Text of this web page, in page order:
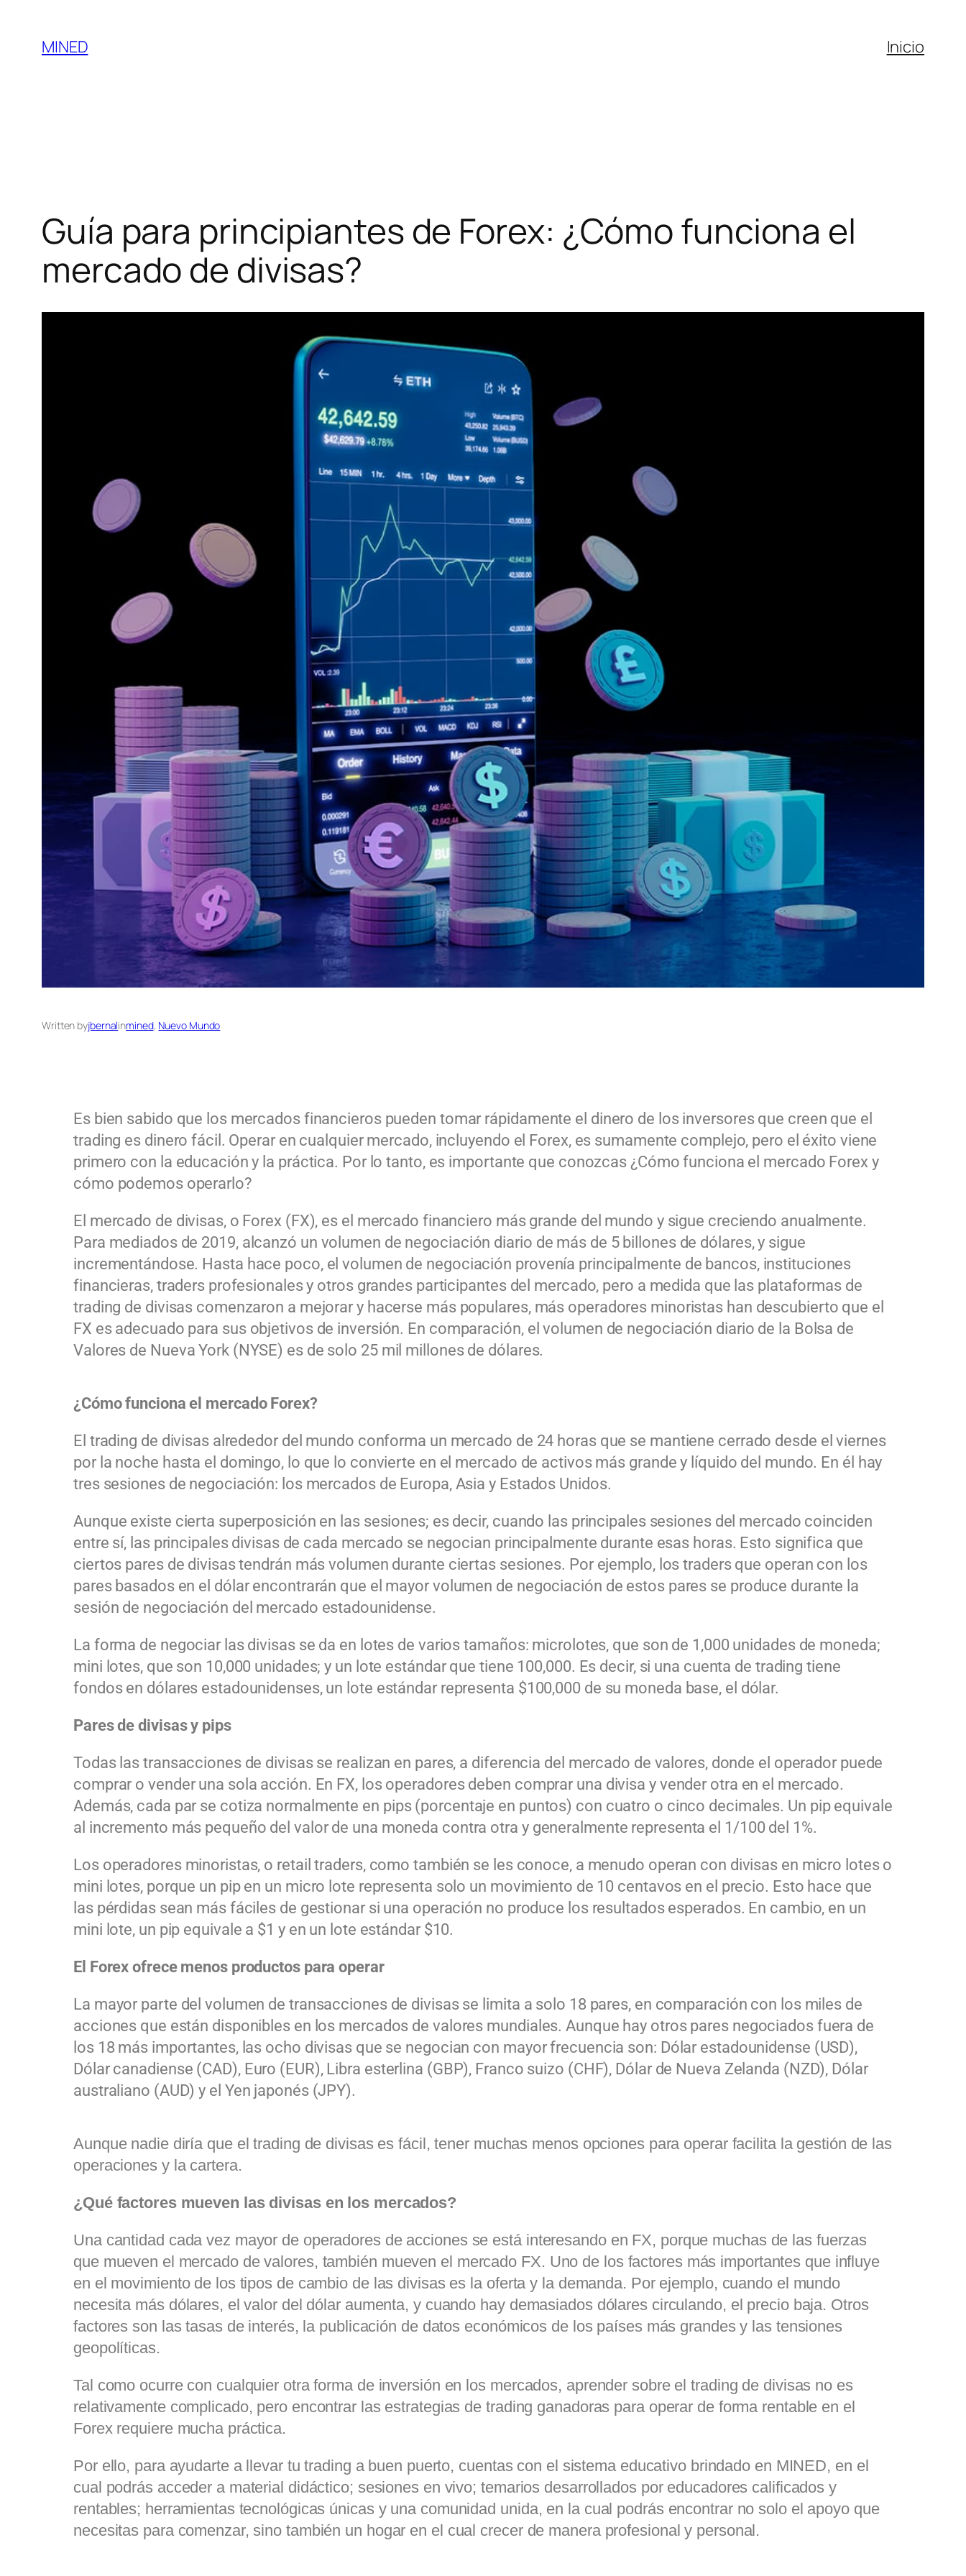
MINED Inicio
Guía para principiantes de Forex: ¿Cómo funciona el
mercado de divisas?
Written byjbernalinmined, Nuevo Mundo
Es bien sabido que los mercados financieros pueden tomar rápidamente el dinero de los inversores que creen que el
trading es dinero fácil. Operar en cualquier mercado, incluyendo el Forex, es sumamente complejo, pero el éxito viene
primero con la educación y la práctica. Por lo tanto, es importante que conozcas ¿Cómo funciona el mercado Forex y
cómo podemos operarlo?
El mercado de divisas, o Forex (FX), es el mercado financiero más grande del mundo y sigue creciendo anualmente.
Para mediados de 2019, alcanzó un volumen de negociación diario de más de 5 billones de dólares, y sigue
incrementándose. Hasta hace poco, el volumen de negociación provenía principalmente de bancos, instituciones
financieras, traders profesionales y otros grandes participantes del mercado, pero a medida que las plataformas de
trading de divisas comenzaron a mejorar y hacerse más populares, más operadores minoristas han descubierto que el
FX es adecuado para sus objetivos de inversión. En comparación, el volumen de negociación diario de la Bolsa de
Valores de Nueva York (NYSE) es de solo 25 mil millones de dólares.
¿Cómo funciona el mercado Forex?
El trading de divisas alrededor del mundo conforma un mercado de 24 horas que se mantiene cerrado desde el viernes
por la noche hasta el domingo, lo que lo convierte en el mercado de activos más grande y líquido del mundo. En él hay
tres sesiones de negociación: los mercados de Europa, Asia y Estados Unidos.
Aunque existe cierta superposición en las sesiones; es decir, cuando las principales sesiones del mercado coinciden
entre sí, las principales divisas de cada mercado se negocian principalmente durante esas horas. Esto significa que
ciertos pares de divisas tendrán más volumen durante ciertas sesiones. Por ejemplo, lostradersque operan con los
pares basados en el dólar encontrarán que el mayor volumen de negociación de estos pares se produce durante la
sesión de negociación del mercado estadounidense.
La forma de negociar las divisas se da en lotes de varios tamaños: microlotes, que son de 1,000 unidades de moneda;
mini lotes, que son 10,000 unidades; y un lote estándar que tiene 100,000. Es decir, si una cuenta de trading tiene
fondos en dólares estadounidenses, un lote estándar representa $100,000 de su moneda base, el dólar.
Pares de divisas y pips
Todas las transacciones de divisas se realizan en pares, a diferencia del mercado de valores, donde el operador puede
comprar o vender una sola acción. En FX, los operadores deben comprar una divisa y vender otra en el mercado.
Además, cada par se cotiza normalmente en pips(porcentaje en puntos) con cuatro o cinco decimales. Un pipequivale
al incremento más pequeño del valor de una moneda contra otra y generalmente representa el 1/100 del 1%.
Los operadores minoristas, o retail traders, como también se les conoce, a menudo operan con divisas en micro lotes o
mini lotes, porque un pipen un micro lote representa solo un movimiento de 10 centavos en el precio. Esto hace que
las pérdidas sean más fáciles de gestionar si una operación no produce los resultados esperados. En cambio, en un
mini lote, un pip equivale a $1 y en un lote estándar $10.
El Forex ofrece menos productos para operar
La mayor parte del volumen de transacciones de divisas se limita a solo 18 pares, en comparación con los miles de
acciones que están disponibles en los mercados de valores mundiales. Aunque hay otros pares negociados fuera de
los 18 más importantes, las ocho divisas que se negocian con mayor frecuencia son: Dólar estadounidense (USD),
Dólarcanadiense (CAD), Euro (EUR), Libra esterlina (GBP), Franco suizo (CHF), Dólarde Nueva Zelanda (NZD), Dólar
australiano (AUD) y el Yen japonés (JPY).
Aunque nadie diría que el trading de divisas es fácil, tener muchas menos opciones para operar facilita la gestión de las
operaciones y la cartera.
¿Qué factores mueven las divisas en los mercados?
Una cantidad cada vez mayor de operadores de acciones se está interesando en FX, porque muchas de las fuerzas
que mueven el mercado de valores, también mueven el mercado FX. Uno de los factores más importantes que influye
en el movimiento de los tipos de cambio de las divisas es la oferta y la demanda. Por ejemplo, cuando el mundo
necesita más dólares, el valor del dólar aumenta, y cuando hay demasiados dólares circulando, el precio baja. Otros
factores son las tasas de interés, la publicación de datos económicos de los países más grandes y las tensiones
geopolíticas.
Tal como ocurre con cualquier otra forma de inversión en los mercados, aprender sobre el trading de divisas no es
relativamente complicado, pero encontrar las estrategias de trading ganadoras para operar de forma rentable en el
Forex requiere mucha práctica.
Por ello, para ayudarte a llevar tu trading a buen puerto, cuentas con el sistema educativo brindado en MINED, en el
cual podrás acceder a material didáctico; sesiones en vivo; temarios desarrollados por educadores calificados y
rentables; herramientas tecnológicas únicas y una comunidad unida, en la cual podrás encontrar no solo el apoyo que
necesitas para comenzar, sino también un hogar en el cual crecer de manera profesional y personal.